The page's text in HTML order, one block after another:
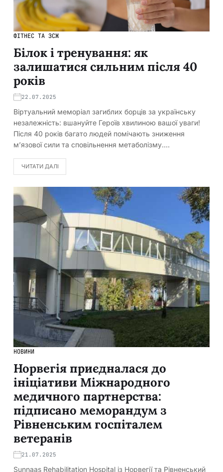
ФІТНЕС ТА ЗСЖ
Білок і тренування: як
залишатися сильним після 40
років
22.07.2025
Віртуальний меморіал загиблих борців за українську
незалежність: вшануйте Героїв хвилиною вашої уваги!
Після 40 років багато людей помічають зниження
м’язової сили та сповільнення метаболізму.…
ЧИТАТИ ДАЛІ
НОВИНИ
Норвегія приєдналася до
ініціативи Міжнародного
медичного партнерства:
підписано меморандум з
Рівненським госпіталем
ветеранів
21.07.2025
Sunnaas Rehabilitation Hospital із Норвегії та Рівненський